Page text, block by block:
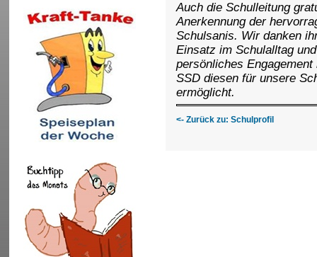
Auch die Schulleitung
Anerkennung der
Schulsanis. Wir danken
Einsatz im Schulalltag
persönliches
SSD diesen für unsere
ermöglicht.
<- Zurück zu: Schulprofil